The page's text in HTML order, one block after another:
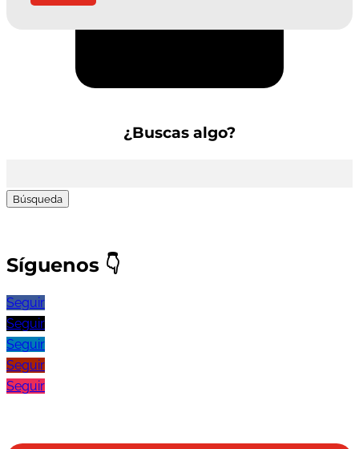
¿Buscas algo?
Síguenos 👇
Seguir
Seguir
Seguir
Seguir
Seguir